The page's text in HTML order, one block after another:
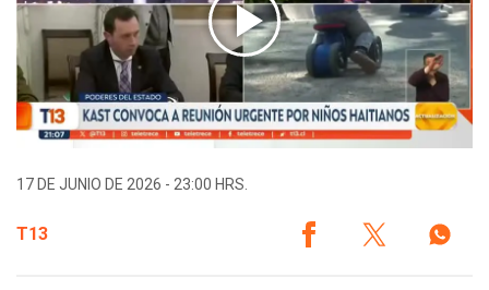
17 DE JUNIO DE 2026 - 23:00 HRS.
T13